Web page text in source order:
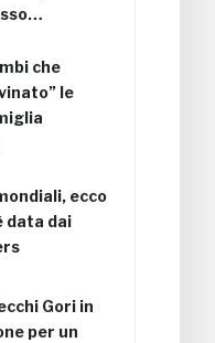
che
le
ecco
data dai
Gori in
per un